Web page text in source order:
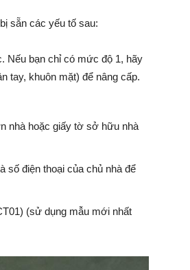
sẵn các yếu tố sau:
Nếu bạn chỉ có mức độ 1, hãy
tay, khuôn mặt) để nâng cấp.
nhà hoặc giấy tờ sở hữu nhà
số điện thoại của chủ nhà để
(sử dụng mẫu mới nhất